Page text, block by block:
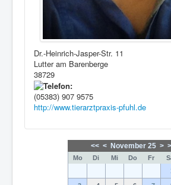
Dr.-Heinrich-Jasper-Str. 11
Lutter am Barenberge
38729
(05383) 907 9575
http://www.tierarztpraxis-pfuhl.de
<< < November 25 >
Mo Di Mi Do Fr